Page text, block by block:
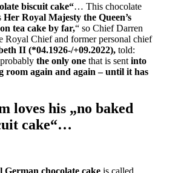
biscuit cake“… This chocolate
Her Royal Majesty the Queen’s
tea cake by far,“ so Chief Darren
Chief and former personal chief
II (*04.1926-/+09.2022), told:
the only one that is sent into
room again and again – until it has
loves his „no baked
cake“…
chocolate cake is called